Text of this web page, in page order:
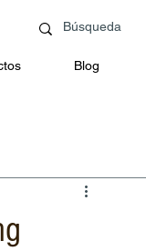
Blog